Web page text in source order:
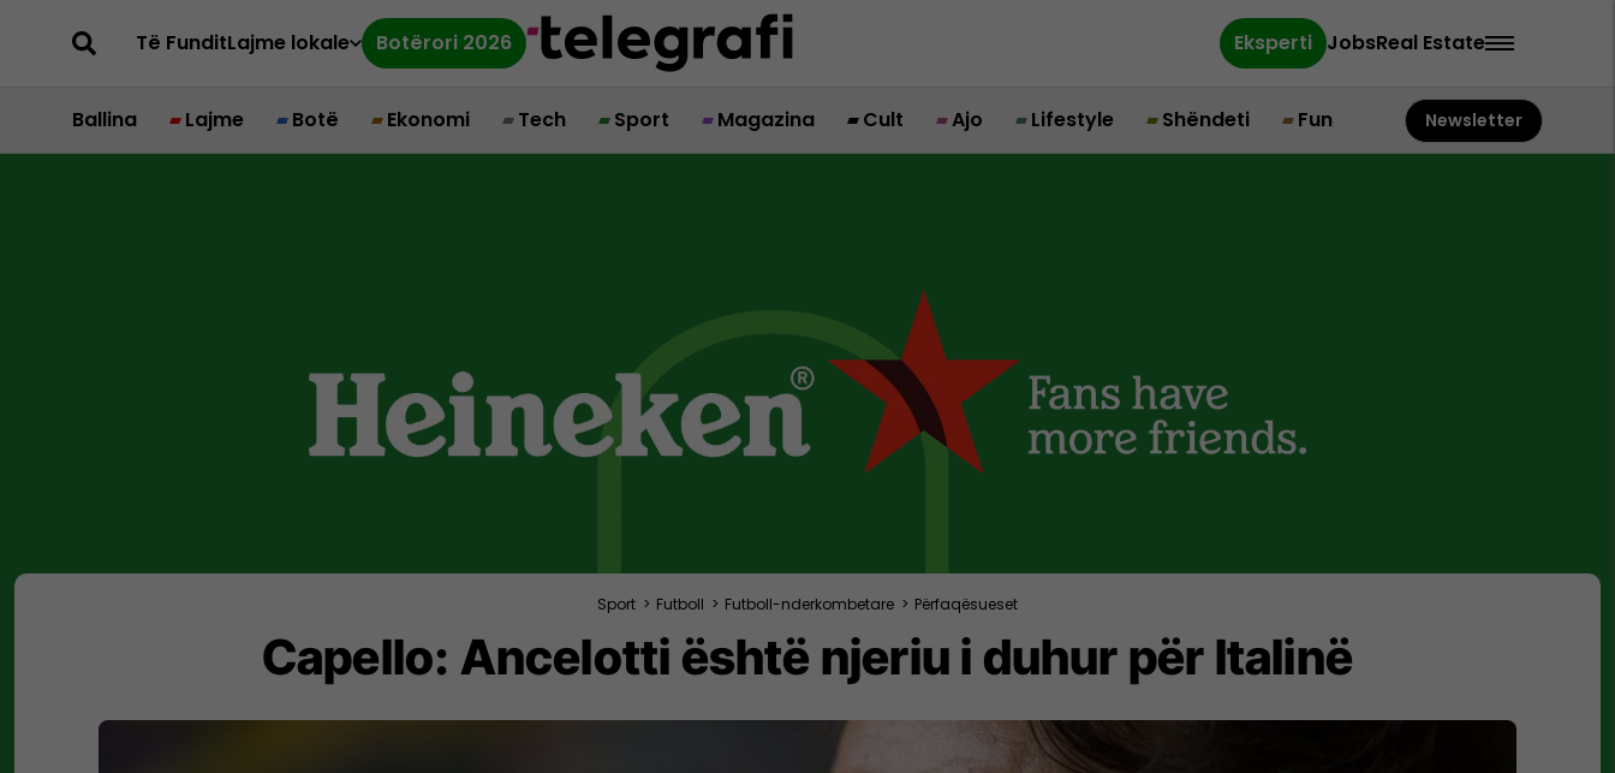
Të FunditLajme lokale Botërori 2026 Eksperti JobsReal Estate
Ballina Lajme Botë Ekonomi Tech Sport Magazina Cult Ajo Lifestyle Shëndeti Fun Newsletter
Sport > Futboll > Futboll-nderkombetare > Përfaqësueset
Capello: Ancelotti është njeriu i duhur për Italinë